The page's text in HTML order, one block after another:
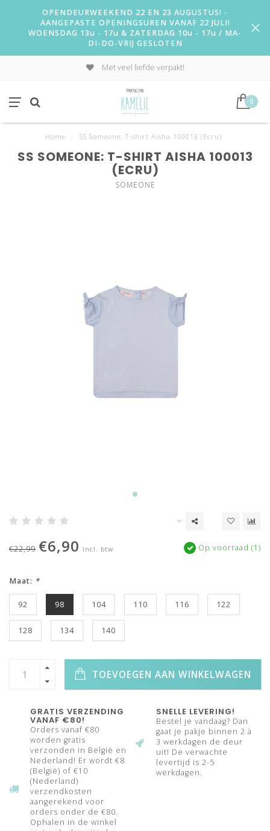
OPENDEURWEEKEND 22 EN 23 AUGUSTUS! -
AANGEPASTE OPENINGSUREN VANAF 22 JULI!
WOENSDAG 13u - 17u & ZATERDAG 10u - 17u / MA-
DI-DO-VRIJ GESLOTEN
Met veel liefde verpakt!
0
Home SS Someone: T-shirt Aisha 100013 (Ecru)
SS SOMEONE: T-SHIRT AISHA 100013
(ECRU)
SOMEONE
€22,99 €6,90 Incl. btw Op voorraad (1)
Maat: *
92 98 104 110 116 122
128 134 140
TOEVOEGEN AAN WINKELWAGEN
GRATIS VERZENDING
VANAF €80!
Orders vanaf €80
worden gratis
verzonden in België en
Nederland! Er wordt €8
(België) of €10
(Nederland)
verzendkosten
aangerekend voor
orders onder de €80.
Ophalen in de winkel
SNELLE LEVERING!
Bestel je vandaag? Dan
gaat je pakje binnen 2 à
3 werkdagen de deur
uit! De verwachte
levertijd is 2-5
werkdagen.